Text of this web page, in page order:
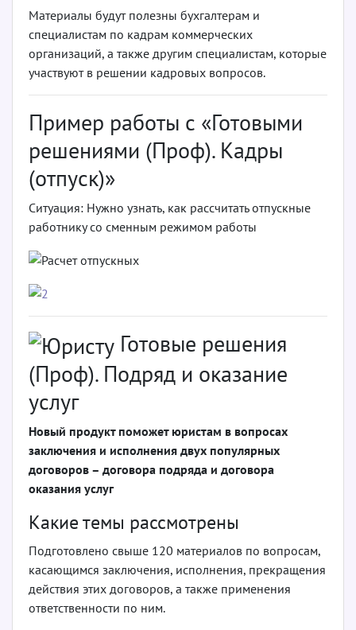
Материалы будут полезны бухгалтерам и
специалистам по кадрам коммерческих
организаций, а также другим специалистам, которые
участвуют в решении кадровых вопросов.
Пример работы с «Готовыми
решениями (Проф). Кадры
(отпуск)»
Ситуация: Нужно узнать, как рассчитать отпускные
работнику со сменным режимом работы
Готовые решения
(Проф). Подряд и оказание
услуг
Новый продукт поможет юристам в вопросах
заключения и исполнения двух популярных
договоров – договора подряда и договора
оказания услуг
Какие темы рассмотрены
Подготовлено свыше 120 материалов по вопросам,
касающимся заключения, исполнения, прекращения
действия этих договоров, а также применения
ответственности по ним.